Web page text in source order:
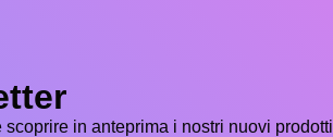
in anteprima i nostri nuovi prodotti